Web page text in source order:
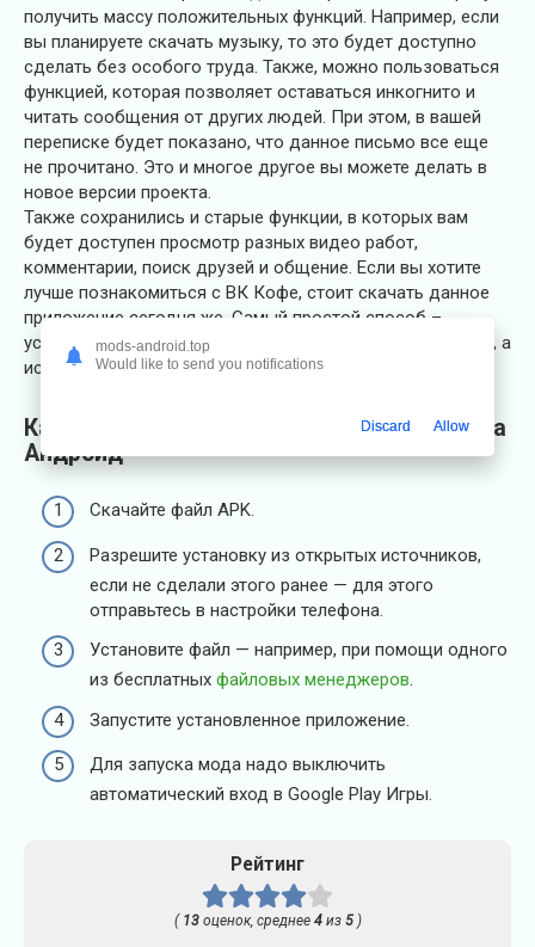
получить массу положительных функций. Например, если
вы планируете скачать музыку, то это будет доступно
сделать без особого труда. Также, можно пользоваться
функцией, которая позволяет оставаться инкогнито и
читать сообщения от других людей. При этом, в вашей
переписке будет показано, что данное письмо все еще
не прочитано. Это и многое другое вы можете делать в
новое версии проекта.
Также сохранились и старые функции, в которых вам
будет доступен просмотр разных видео работ,
комментарии, поиск друзей и общение. Если вы хотите
лучше познакомиться с ВК Кофе, стоит скачать данное
приложение сегодня же. Самый простой способ –
установить его для Андроида. Ведь клиент уже имеется, а
использовать его можно бесплатно.
Как установить или обновить VK Coffee на
Андроид
Скачайте файл APK.
Разрешите установку из открытых источников,
если не сделали этого ранее — для этого
отправьтесь в настройки телефона.
Установите файл — например, при помощи одного
из бесплатных файловых менеджеров.
Запустите установленное приложение.
Для запуска мода надо выключить
автоматический вход в Google Play Игры.
Рейтинг
( 13оценок, среднее 4из 5)
mods-android.top
Would like to send you notifications
Discard Allow